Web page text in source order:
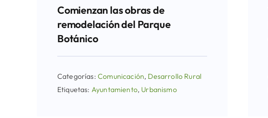
Comienzan las obras de
remodelación del Parque
Botánico
Categorías: Comunicación, Desarrollo Rural
Etiquetas: Ayuntamiento, Urbanismo